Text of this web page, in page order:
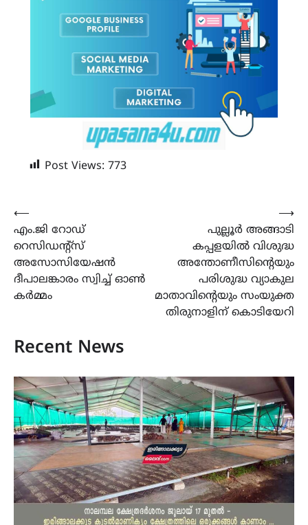
Post Views: 773
Post
navigation
⟵
എം.ജി റോഡ്
റെസിഡന്റ്‌സ്
അസോസിയേഷൻ
ദീപാലങ്കാരം സ്വിച്ച് ഓൺ
കർമ്മം
പുല്ലൂർ അങ്ങാടി
കപ്പളയിൽ വിശുദ്ധ
അന്തോണീസിന്റെയും
പരിശുദ്ധ വ്യാകുല
മാതാവിൻ്റെയും സംയുക്ത
തിരുനാളിന് കൊടിയേറി
⟶
Recent News